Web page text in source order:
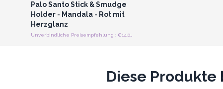
Palo Santo Stick & Smudge
Holder - Mandala - Rot mit
Herzglanz
Diese